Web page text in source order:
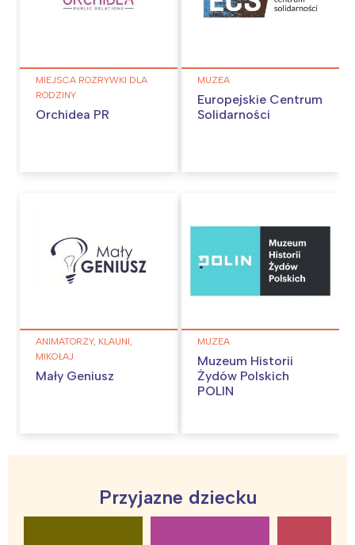
MIEJSCA ROZRYWKI DLA
RODZINY
Orchidea PR
MUZEA
Europejskie Centrum
Solidarności
ANIMATORZY, KLAUNI,
MIKOŁAJ
Mały Geniusz
MUZEA
Muzeum Historii
Żydów Polskich
POLIN
Przyjazne dziecku
Interesują mnie wydarzenia z
tego regionu: